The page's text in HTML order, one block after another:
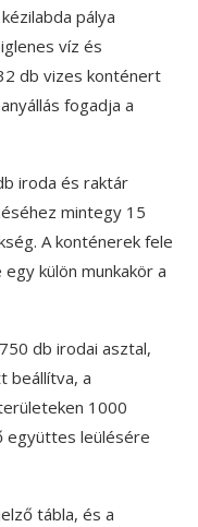
pálya
víz és
db vizes konténert
fogadja a
iroda és raktár
mintegy 15
A konténerek fele
külön munkakör a
db irodai asztal,
beállítva, a
1000
együttes leülésére
tábla, és a